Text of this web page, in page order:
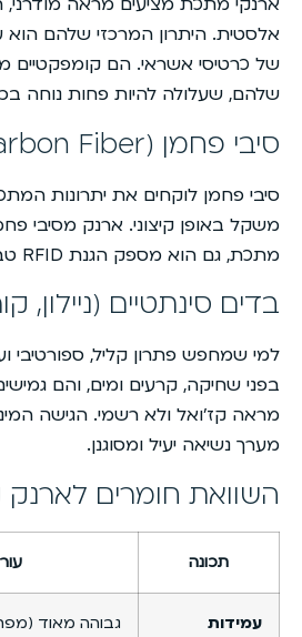
של כרטיסי אשראי. הם קומפקטיים
שלהם, שעלולה להיות פחות נוחה
סיבי פחמן (Carbon Fiber)
סיבי פחמן לוקחים את יתרונות
משקל באופן קיצוני. ארנק מסיבי
מתכת, גם הוא מספק הגנת RFID טבעית. מדובר בחומר פרימיום, ולכן מחירם של ארנקים אלו נוטה להיות גבוה יותר.
בדים סינתטיים (ניילון,
למי שמחפש פתרון קליל, ספורטיבי
בפני שחיקה, קרעים ומים, והם
מראה קז’ואל ולא רשמי. הגישה
מערך נשיאה יעיל ומסוגנן.
השוואת חומרים לארנק
תכונה עור
עמידות גבוהה מאוד